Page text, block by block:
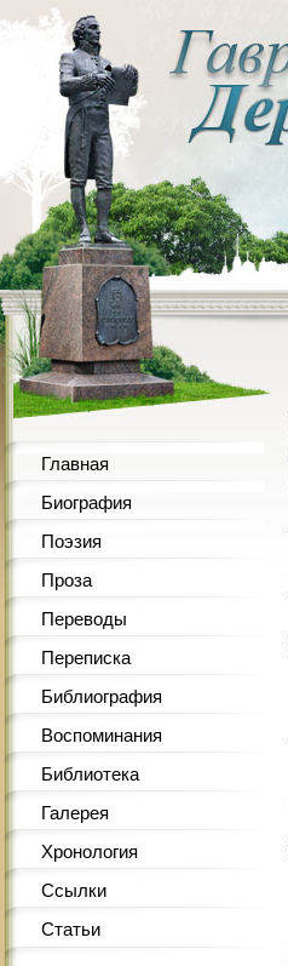
Главная
Биография
Поэзия
Проза
Переводы
Переписка
Библиография
Воспоминания
Библиотека
Галерея
Хронология
Ссылки
Статьи